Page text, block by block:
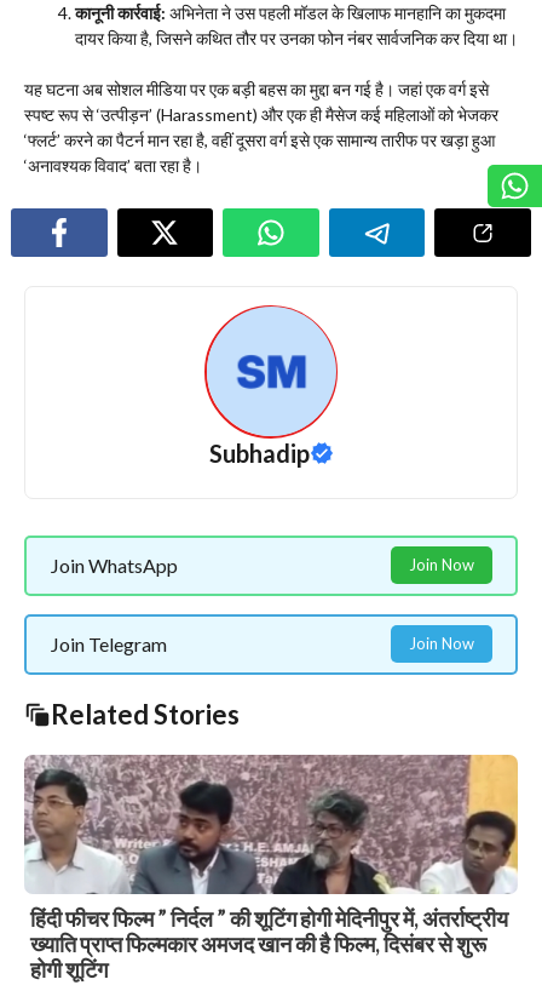
कानूनी कार्रवाई: अभिनेता ने उस पहली मॉडल के खिलाफ मानहानि का मुकदमा
दायर किया है, जिसने कथित तौर पर उनका फोन नंबर सार्वजनिक कर दिया था।
​यह घटना अब सोशल मीडिया पर एक बड़ी बहस का मुद्दा बन गई है। जहां एक वर्ग इसे
स्पष्ट रूप से ‘उत्पीड़न’ (Harassment) और एक ही मैसेज कई महिलाओं को भेजकर
‘फ्लर्ट’ करने का पैटर्न मान रहा है, वहीं दूसरा वर्ग इसे एक सामान्य तारीफ पर खड़ा हुआ
‘अनावश्यक विवाद’ बता रहा है।
Subhadip
Join WhatsApp Join Now
Join Telegram Join Now
Related Stories
हिंदी फीचर फिल्म ” निर्दल ” की शूटिंग होगी मेदिनीपुर में, अंतर्राष्ट्रीय
ख्याति प्राप्त फिल्मकार अमजद खान की है फिल्म, दिसंबर से शुरू
होगी शूटिंग